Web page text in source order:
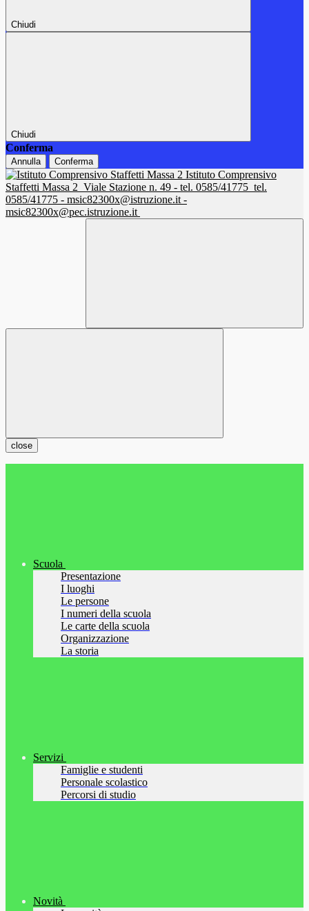
Chiudi
Chiudi
Conferma
Annulla Conferma
Istituto Comprensivo
Staffetti Massa 2 Viale Stazione n. 49 - tel. 0585/41775 tel.
0585/41775 - msic82300x@istruzione.it -
msic82300x@pec.istruzione.it
close
Scuola
Presentazione
I luoghi
Le persone
I numeri della scuola
Le carte della scuola
Organizzazione
La storia
Servizi
Famiglie e studenti
Personale scolastico
Percorsi di studio
Novità